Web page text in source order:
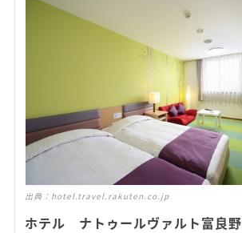
出典： hotel.travel.rakuten.co.jp
ホテル ナトゥールヴァルト富良野